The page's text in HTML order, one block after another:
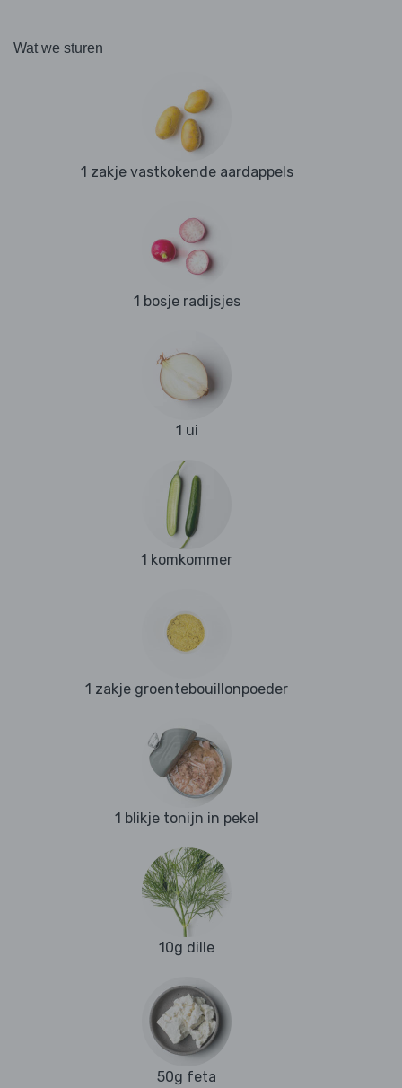
Wat we sturen
1 zakje vastkokende aardappels
1 bosje radijsjes
1 ui
1 komkommer
1 zakje groentebouillonpoeder
1 blikje tonijn in pekel
10g dille
50g feta